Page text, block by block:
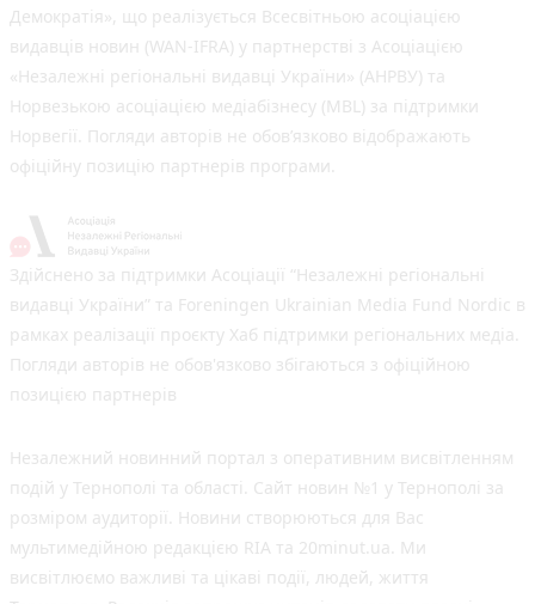
Демократія», що реалізується Всесвітньою асоціацією
видавців новин (WAN-IFRA) у партнерстві з Асоціацією
«Незалежні регіональні видавці України» (АНРВУ) та
Норвезькою асоціацією медіабізнесу (MBL) за підтримки
Норвегії. Погляди авторів не обов’язково відображають
офіційну позицію партнерів програми.
Здійснено за підтримки Асоціації “Незалежні регіональні
видавці України” та Foreningen Ukrainian Media Fund Nordic в
рамках реалізації проєкту Хаб підтримки регіональних медіа.
Погляди авторів не обов'язково збігаються з офіційною
позицією партнерів
Незалежний новинний портал з оперативним висвітленням
подій у Тернополі та області. Сайт новин №1 у Тернополі за
розміром аудиторії. Новини створюються для Вас
мультимедійною редакцією RIA та 20minut.ua. Ми
висвітлюємо важливі та цікаві події, людей, життя